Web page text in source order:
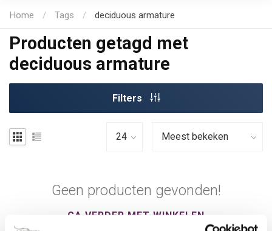
Home / Tags / deciduous armature
Producten getagd met
deciduous armature
Filters
Geen producten gevonden!
GA VERDER MET WINKELEN